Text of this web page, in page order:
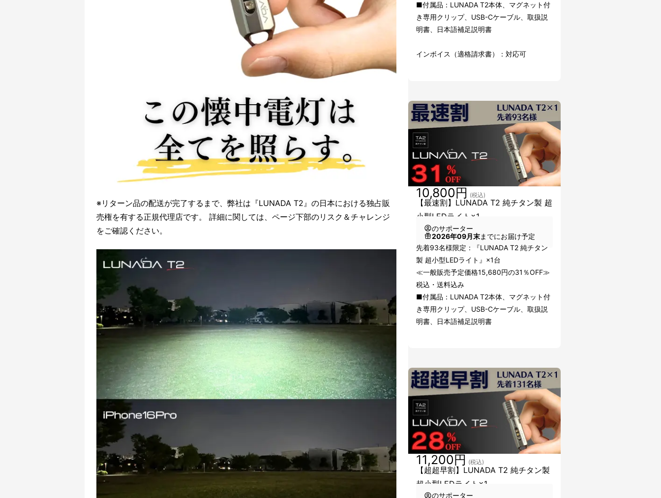
※リターン品の配送が完了するまで、弊社は『LUNADA T2』の日本における独占販
売権を有する正規代理店です。 詳細に関しては、ページ下部のリスク＆チャレンジ
をご確認ください。
■付属品：LUNADA T2本体、マグネット付
き専用クリップ、USB-Cケーブル、取扱説
明書、日本語補足説明書
インボイス（適格請求書）：対応可
【最速割】LUNADA T2 純チタン製 超
小型LEDライト×1
10,800円 (税込)
のサポーター
2026年09月末までにお届け予定
先着93名様限定：『LUNADA T2 純チタン
製 超小型LEDライト』×1台
≪一般販売予定価格15,680円の31％OFF≫
税込・送料込み
■付属品：LUNADA T2本体、マグネット付
き専用クリップ、USB-Cケーブル、取扱説
明書、日本語補足説明書
【超超早割】LUNADA T2 純チタン製
超小型LEDライト×1
11,200円 (税込)
のサポーター